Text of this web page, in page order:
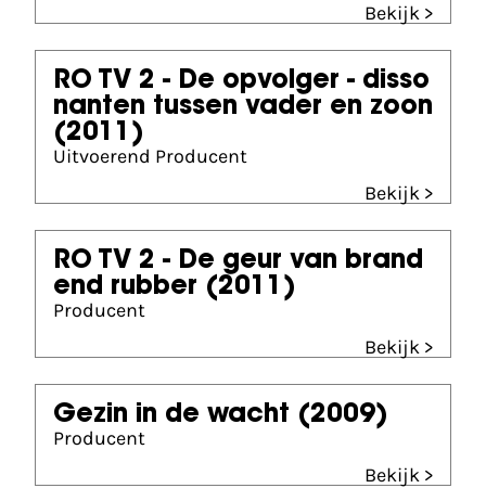
Bekijk >
RO TV 2 - De opvolger - disso
nanten tussen vader en zoon
(2011)
Uitvoerend Producent
Bekijk >
RO TV 2 - De geur van brand
end rubber (2011)
Producent
Bekijk >
Gezin in de wacht (2009)
Producent
Bekijk >